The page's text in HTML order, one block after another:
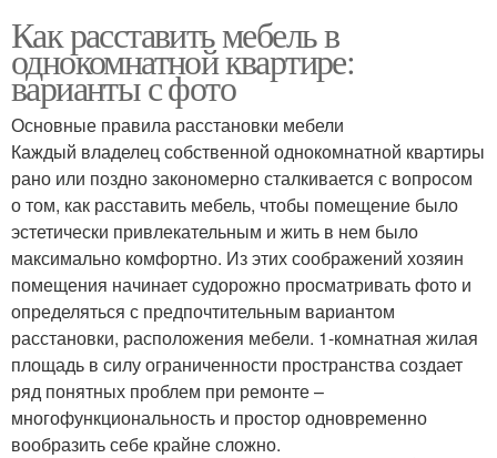
Как расставить мебель в
однокомнатной квартире:
варианты с фото
Основные правила расстановки мебели
Каждый владелец собственной однокомнатной квартиры
рано или поздно закономерно сталкивается с вопросом
о том, как расставить мебель, чтобы помещение было
эстетически привлекательным и жить в нем было
максимально комфортно. Из этих соображений хозяин
помещения начинает судорожно просматривать фото и
определяться с предпочтительным вариантом
расстановки, расположения мебели. 1-комнатная жилая
площадь в силу ограниченности пространства создает
ряд понятных проблем при ремонте –
многофункциональность и простор одновременно
вообразить себе крайне сложно.